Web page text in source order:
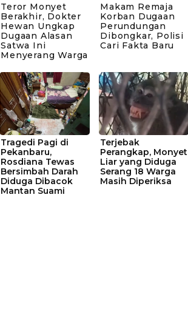
Teror Monyet
Berakhir, Dokter
Hewan Ungkap
Dugaan Alasan
Satwa Ini
Menyerang Warga
Makam Remaja
Korban Dugaan
Perundungan
Dibongkar, Polisi
Cari Fakta Baru
Tragedi Pagi di
Pekanbaru,
Rosdiana Tewas
Bersimbah Darah
Diduga Dibacok
Mantan Suami
Terjebak
Perangkap, Monyet
Liar yang Diduga
Serang 18 Warga
Masih Diperiksa